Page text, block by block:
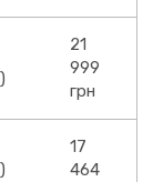
21
999
грн
17
464